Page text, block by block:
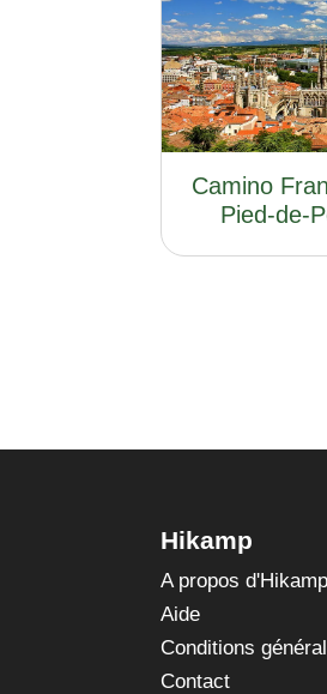
Camino
Pied-de-
Hikamp
A propos d'Hikamp
Aide
Conditions
Contact